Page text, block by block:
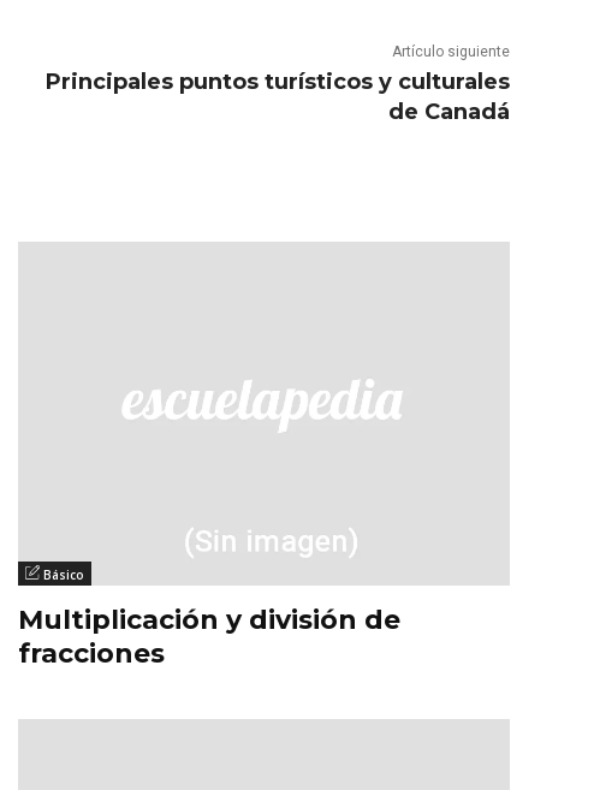
Artículo siguiente
Principales puntos turísticos y culturales
de Canadá
Básico
Multiplicación y división de
fracciones